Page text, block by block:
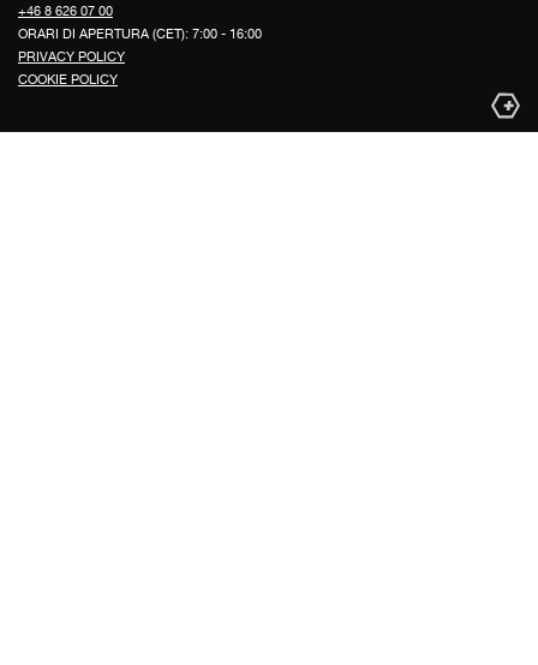
+46 8 626 07 00
ORARI DI APERTURA (CET): 7:00 - 16:00
PRIVACY POLICY
COOKIE POLICY